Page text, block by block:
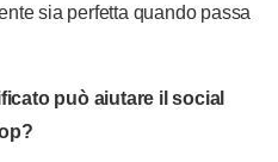
sia perfetta quando passa
può aiutare il social